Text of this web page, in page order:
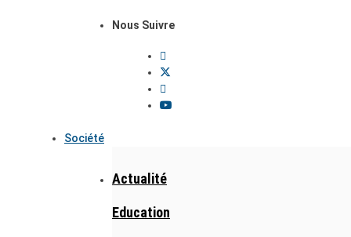
Nous Suivre
Société
Actualité
Education